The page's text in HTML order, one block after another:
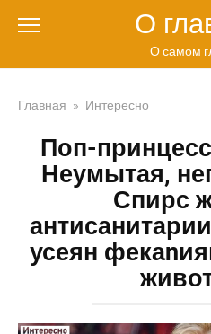
О
О самом
Главная » Интересно
Поп-
Неумытая,
Спирс
усеян